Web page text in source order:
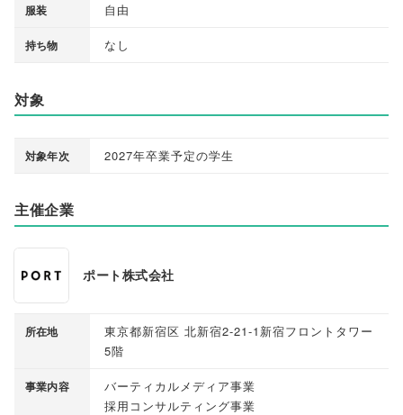
服装 自由
持ち物 なし
対象
対象年次 2027年卒業予定の学生
主催企業
ポート株式会社
所在地
東京都新宿区 北新宿2-21-1新宿フロントタワー
5階
事業内容
バーティカルメディア事業
採用コンサルティング事業